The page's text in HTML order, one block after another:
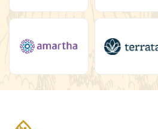
Masa
kami! Kami mencari